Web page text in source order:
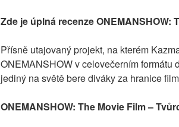
Zde je úplná recenze ONEMANSHOW:
Přísně utajovaný projekt, na kterém
ONEMANSHOW v celovečerním
jediný na světě bere diváky za hranice
ONEMANSHOW: The Movie Film –